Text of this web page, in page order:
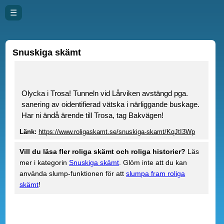
☰
Snuskiga skämt
Olycka i Trosa! Tunneln vid Lårviken avstängd pga.
sanering av oidentifierad vätska i närliggande buskage.
Har ni ändå ärende till Trosa, tag Bakvägen!
Länk: https://www.roligaskamt.se/snuskiga-skamt/KqJtI3Wp
Vill du läsa fler roliga skämt och roliga historier? Läs
mer i kategorinSnuskiga skämt . Glöm inte att du kan
använda slump-funktionen för attslumpa fram roliga
skämt!